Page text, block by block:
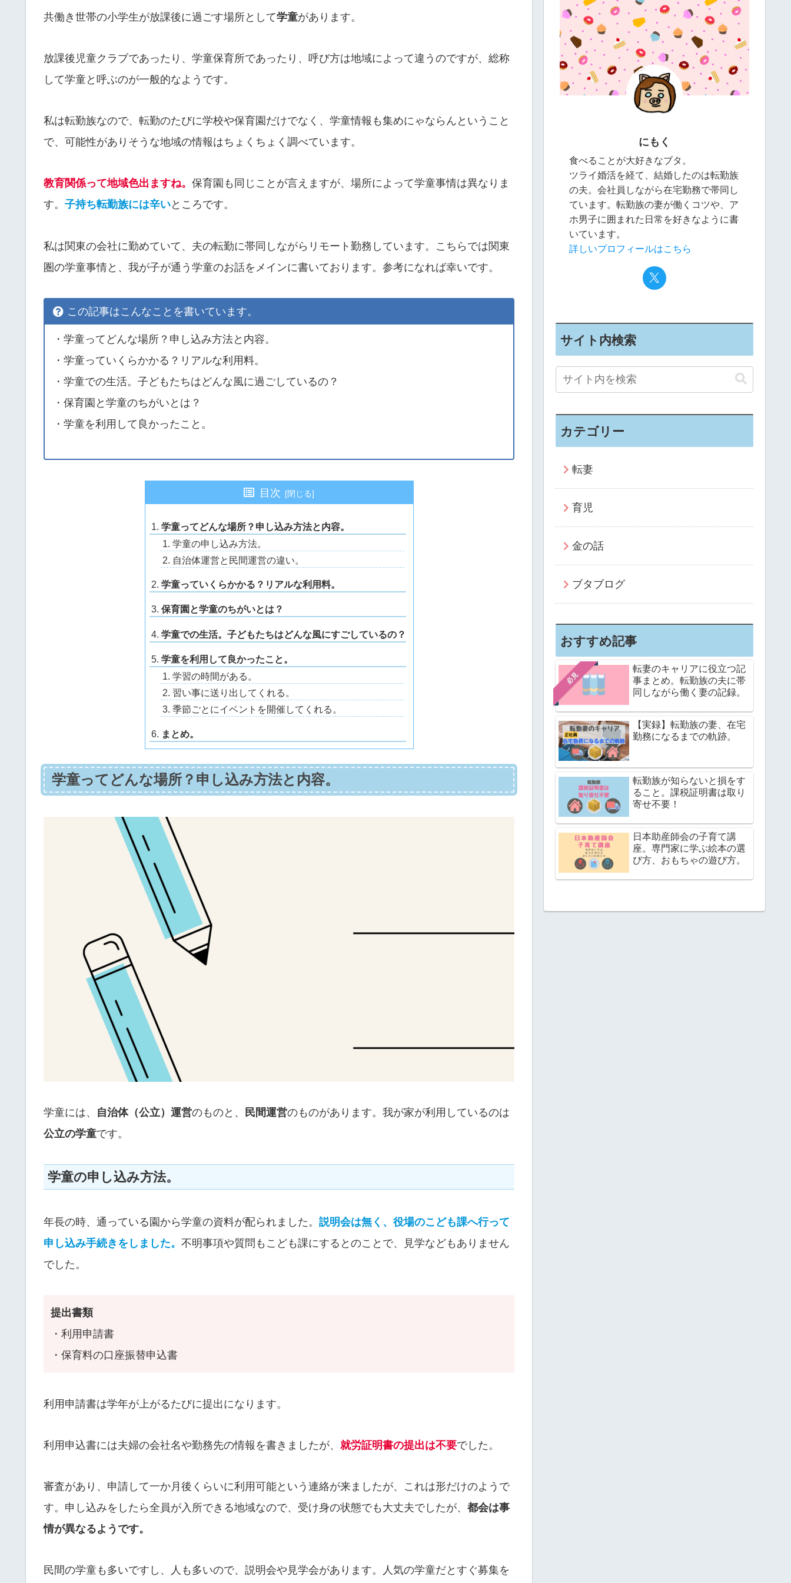
共働き世帯の小学生が放課後に過ごす場所として学童があります。
放課後児童クラブであったり、学童保育所であったり、呼び方は地域によって違うのですが、総称
して学童と呼ぶのが一般的なようです。
私は転勤族なので、転勤のたびに学校や保育園だけでなく、学童情報も集めにゃならんということ
で、可能性がありそうな地域の情報はちょくちょく調べています。
教育関係って地域色出ますね。 保育園も同じことが言えますが、場所によって学童事情は異なりま
す。 子持ち転勤族には辛いところです。
私は関東の会社に勤めていて、夫の転勤に帯同しながらリモート勤務しています。こちらでは関東
圏の学童事情と、我が子が通う学童のお話をメインに書いております。参考になれば幸いです。
この記事はこんなことを書いています。
・学童ってどんな場所？申し込み方法と内容。
・学童っていくらかかる？リアルな利用料。
・学童での生活。子どもたちはどんな風に過ごしているの？
・保育園と学童のちがいとは？
・学童を利用して良かったこと。
目次
学童ってどんな場所？申し込み方法と内容。
学童の申し込み方法。
自治体運営と民間運営の違い。
学童っていくらかかる？リアルな利用料。
保育園と学童のちがいとは？
学童での生活。子どもたちはどんな風にすごしているの？
学童を利用して良かったこと。
学習の時間がある。
習い事に送り出してくれる。
季節ごとにイベントを開催してくれる。
まとめ。
学童ってどんな場所？申し込み方法と内容。
学童には、 自治体（公立）運営のものと、 民間運営のものがあります。我が家が利用しているのは
公立の学童です。
学童の申し込み方法。
年長の時、通っている園から学童の資料が配られました。 説明会は無く、役場のこども課へ行って
申し込み手続きをしました。 不明事項や質問もこども課にするとのことで、見学などもありません
でした。
提出書類
・利用申請書
・保育料の口座振替申込書
利用申請書は学年が上がるたびに提出になります。
利用申込書には夫婦の会社名や勤務先の情報を書きましたが、 就労証明書の提出は不要でした。
審査があり、申請して一か月後くらいに利用可能という連絡が来ましたが、これは形だけのようで
す。申し込みをしたら全員が入所できる地域なので、受け身の状態でも大丈夫でしたが、 都会は事
情が異なるようです。
民間の学童も多いですし、人も多いので、説明会や見学会があります。人気の学童だとすぐ募集を
にもく
食べることが大好きなブタ。
ツライ婚活を経て、結婚したのは転勤族
の夫。会社員しながら在宅勤務で帯同し
ています。転勤族の妻が働くコツや、ア
ホ男子に囲まれた日常を好きなように書
いています。
詳しいプロフィールはこちら
サイト内検索
カテゴリー
転妻
育児
金の話
ブタブログ
おすすめ記事
必見
転妻のキャリアに役立つ記
事まとめ。転勤族の夫に帯
同しながら働く妻の記録。
【実録】転勤族の妻、在宅
勤務になるまでの軌跡。
転勤族が知らないと損をす
ること。課税証明書は取り
寄せ不要！
日本助産師会の子育て講
座。専門家に学ぶ絵本の選
び方、おもちゃの遊び方。